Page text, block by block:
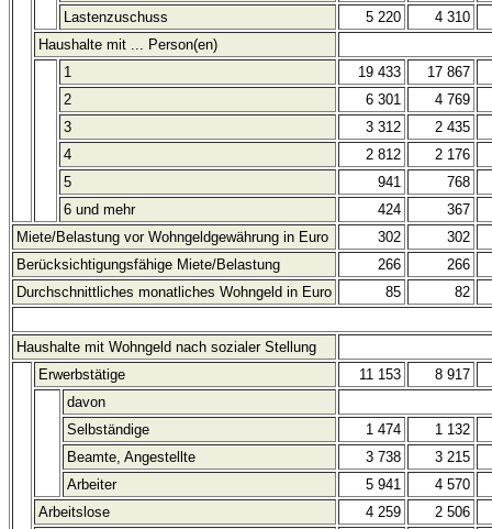
Lastenzuschuss
5 220
4 310
Haushalte mit ... Person(en)
1
19 433
17 867
2
6 301
4 769
3
3 312
2 435
4
2 812
2 176
5
941
768
6 und mehr
424
367
Miete/Belastung vor Wohngeldgewährung in Euro
302
302
Berücksichtigungsfähige Miete/Belastung
266
266
Durchschnittliches monatliches Wohngeld in Euro
85 82
Haushalte mit Wohngeld nach sozialer Stellung
Erwerbstätige
11 153
8 917
davon
Selbständige
1 474
1 132
Beamte, Angestellte
3 738
3 215
Arbeiter
5 941
4 570
Arbeitslose
4 259
2 506